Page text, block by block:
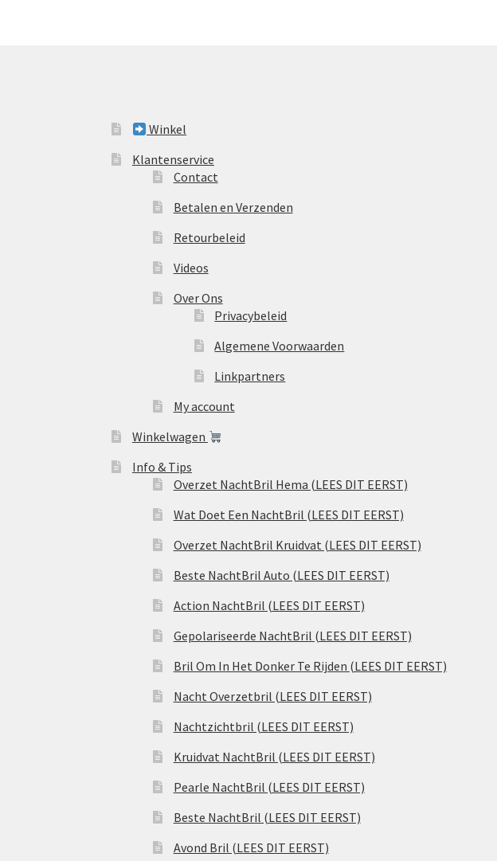
Winkel
Klantenservice
Contact
Betalen en Verzenden
Retourbeleid
Videos
Over Ons
Privacybeleid
Algemene Voorwaarden
Linkpartners
My account
Winkelwagen
Info & Tips
Overzet NachtBril Hema (LEES DIT EERST)
Wat Doet Een NachtBril (LEES DIT EERST)
Overzet NachtBril Kruidvat (LEES DIT EERST)
Beste NachtBril Auto (LEES DIT EERST)
Action NachtBril (LEES DIT EERST)
Gepolariseerde NachtBril (LEES DIT EERST)
Bril Om In Het Donker Te Rijden (LEES DIT EERST)
Nacht Overzetbril (LEES DIT EERST)
Nachtzichtbril (LEES DIT EERST)
Kruidvat NachtBril (LEES DIT EERST)
Pearle NachtBril (LEES DIT EERST)
Beste NachtBril (LEES DIT EERST)
Avond Bril (LEES DIT EERST)